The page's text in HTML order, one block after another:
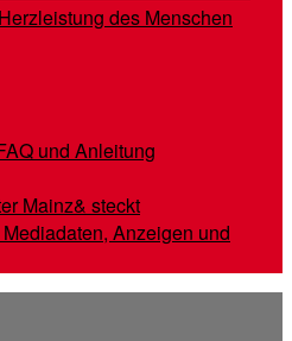
des Menschen
und Anleitung
Mainz& steckt
Anzeigen und